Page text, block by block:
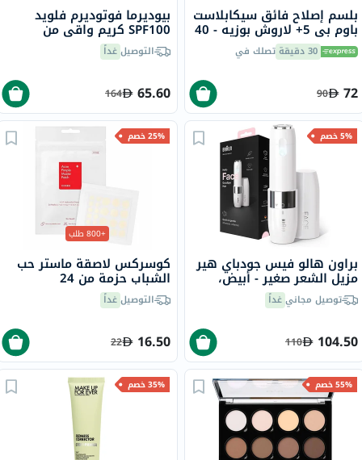
بلسم إصلاح فائق سيكابلاست
باوم بي 5+ لاروش بوزيه - 40
مل 30 دقيقة تصلك في
72
90
بيوديرما فوتوديرم فلويد
SPF100 كريم واقي من
الشمس خفيف 40 مل
التوصيلغداً
65.60
164
5% خصم
براون هالو فيس جودباي هير
مزيل الشعر صغير - أبيض،
FS1000
توصيل مجانيغداً
104.50
110
25% خصم
+800 طلب
كوسركس لاصقة ماستر حب
الشباب حزمة من 24
التوصيلغداً
16.50
22
55% خصم 35% خصم